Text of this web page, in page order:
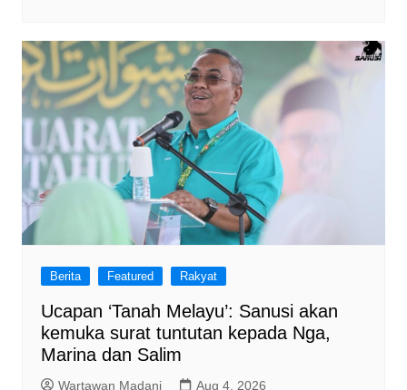
Berita Featured Rakyat
Ucapan ‘Tanah Melayu’: Sanusi akan
kemuka surat tuntutan kepada Nga,
Marina dan Salim
Wartawan Madani Aug 4, 2026